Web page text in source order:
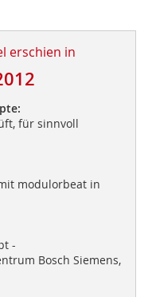
erschien in
für sinnvoll
modulorbeat in
-
Bosch Siemens,